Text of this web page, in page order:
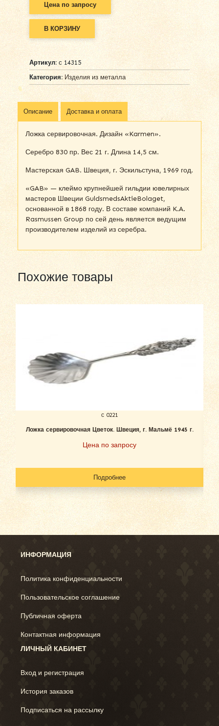
Цена по запросу
В КОРЗИНУ
Alternative:
Артикул:с 14315
Категория: Изделия из металла
Описание Доставка и оплата
Ложка сервировочная. Дизайн «Karmen».
Серебро 830 пр. Вес 21 г. Длина 14,5 см.
Мастерская GAB. Швеция, г. Эскильстуна, 1969 год.
«GAB» — клеймо крупнейшей гильдии ювелирных
мастеров Швеции GuldsmedsAktieBolaget,
основанной в 1868 году. В составе компаний K.A.
Rasmussen Group по сей день является ведущим
производителем изделий из серебра.
Похожие товары
с 0221
Ложка сервировочная Цветок. Швеция, г. Мальмё 1945 г.
Цена по запросу
Подробнее
ИНФОРМАЦИЯ
Политика конфиденциальности
Пользовательское соглашение
Публичная оферта
Контактная информация
ЛИЧНЫЙ КАБИНЕТ
Вход и регистрация
История заказов
Подписаться на рассылку